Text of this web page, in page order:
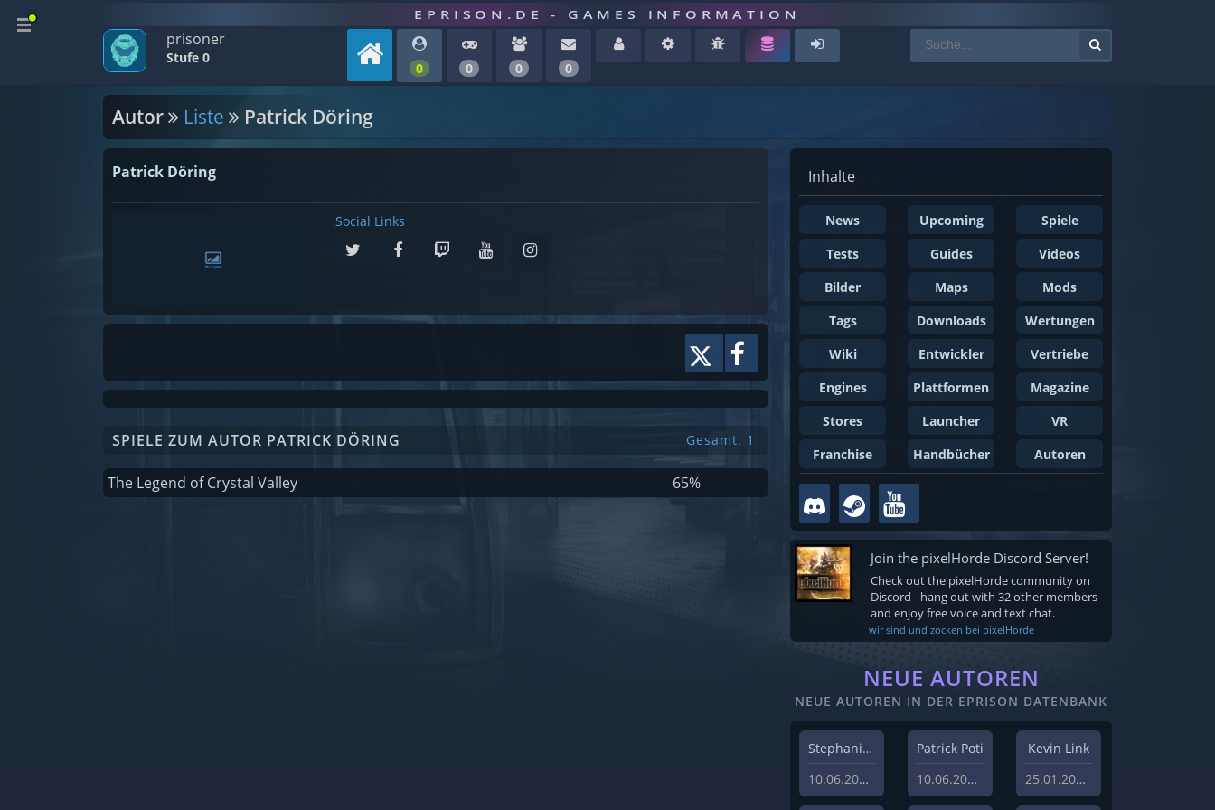
EPRISON.DE - GAMES INFORMATION
prisoner
Stufe 0
0 0 0 0
Autor Liste Patrick Döring
Patrick Döring
Social Links
SPIELE ZUM AUTOR PATRICK DÖRING Gesamt: 1
The Legend of Crystal Valley 65%
Inhalte
News Upcoming
Spiele
Tests
Guides
Videos
Bilder
Maps
Mods
Tags
Downloads
Wertungen
Wiki
Entwickler
Vertriebe
Engines
Plattformen
Magazine
Stores
Launcher
VR
Franchise
Handbücher Autoren
Join the pixelHorde Discord Server!
Check out the pixelHorde community on
Discord - hang out with 32 other members
and enjoy free voice and text chat.
wir sind und zocken bei pixelHorde
NEUE AUTOREN
NEUE AUTOREN IN DER EPRISON DATENBANK
Stephanie Schlottag
10.06.2026
Patrick Poti
10.06.2026
Kevin Link
25.01.2024